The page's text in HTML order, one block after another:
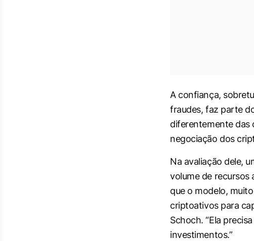
A confiança,
fraudes, faz parte
diferentemente das
negociação dos
Na avaliação dele,
volume de recursos
que o modelo,
criptoativos para
Schoch. “Ela
investimentos.”